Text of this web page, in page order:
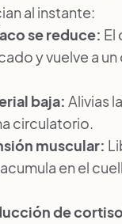
al instante:
se reduce: El
y vuelve a
baja: Alivias
circulatorio.
muscular:
en el
de